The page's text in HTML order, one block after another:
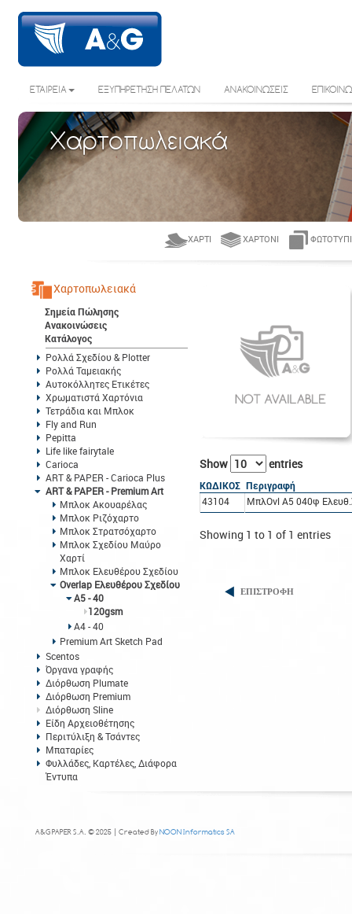
ΕΤΑΙΡΕΙΑ ΕΞΥΠΗΡΕΤΗΣΗ ΠΕΛΑΤΩΝ ΑΝΑΚΟΙΝΩΣΕΙΣ
Χαρτοπωλειακά
ΧΑΡΤΊ ΧΑΡΤΌΝΙ
Χαρτοπωλειακά
Σημεία Πώλησης
Ανακοινώσεις
Κατάλογος
Ρολλά Σχεδίου & Plotter
Ρολλά Ταμειακής
Αυτοκόλλητες Ετικέτες
Χρωματιστά Χαρτόνια
Τετράδια και Μπλοκ
Fly and Run
Pepitta
Life like fairytale
Carioca
ART & PAPER - Carioca Plus
ART & PAPER - Premium Art
Μπλοκ Ακουαρέλας
Μπλοκ Ριζόχαρτο
Μπλοκ Στρατσόχαρτο
Μπλοκ Σχεδίου Μαύρο
Χαρτί
Μπλοκ Ελευθέρου Σχεδίου
Overlap Ελευθέρου Σχεδίου
Α5 - 40
120gsm
Α4 - 40
Premium Art Sketch Pad
Scentos
Όργανα γραφής
Διόρθωση Plumate
Διόρθωση Premium
Διόρθωση Sline
Είδη Αρχειοθέτησης
Περιτύλιξη & Τσάντες
Μπαταρίες
Φυλλάδες, Καρτέλες, Διάφορα
Έντυπα
Show entries
ΚΩΔΙΚΟΣ Περιγραφή
43104
ΜπλOvl A5 040φ
Showing 1 to 1 of 1 entries
ΕΠΙΣΤΡΟΦΗ
A&G PAPER S.A. © 2025 | Created ByNOON Informatics SA